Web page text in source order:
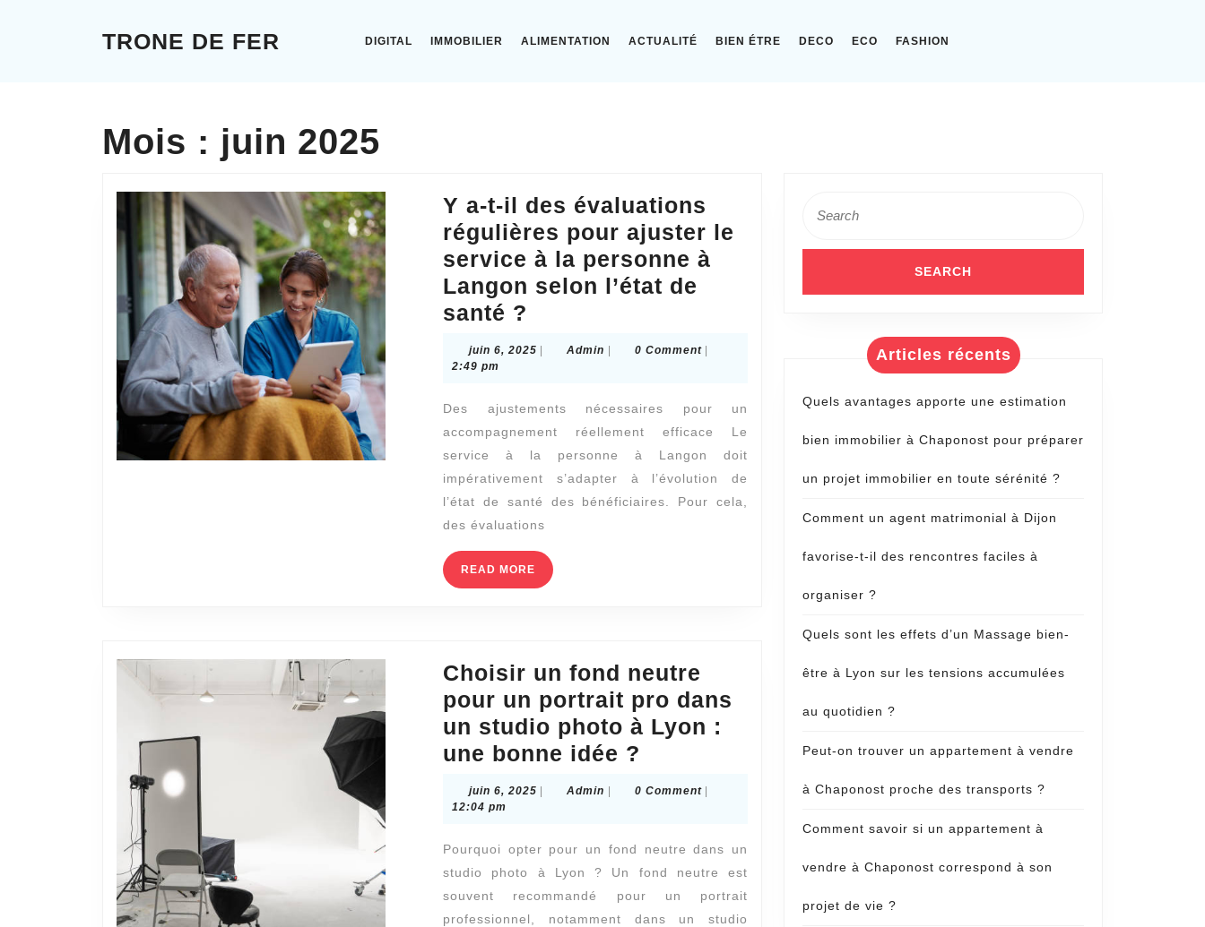
TRONE DE FER DIGITAL IMMOBILIER ALIMENTATION ACTUALITÉ BIEN ÉTRE DECO ECO FASHION
Mois : juin 2025
Y a-t-il des évaluations
régulières pour ajuster le
service à la personne à
Langon selon l’état de
santé ?
des
évaluations
régulières
pour
ajuster
le
service
personne
à
Langon
selon
l’état
de
?
juin 6, 2025 juin
Admin Admin0 Comment
2:49 pm
Des ajustements nécessaires pour un
accompagnement réellement efficace Le
service à la personne à Langon doit
impérativement s’adapter à l’évolution de
l’état de santé des bénéficiaires. Pour cela,
des évaluations
READ MORE READ
MORE
Choisir un fond neutre
pour un portrait pro dans
un studio photo à Lyon :
une bonne idée ?
pour
portrait
juin 6, 2025 juin
Admin Admin0 Comment
12:04 pm
Pourquoi opter pour un fond neutre dans un
studio photo à Lyon ? Un fond neutre est
souvent recommandé pour un portrait
professionnel, notamment dans un studio
for:
Articles récents
Quels avantages apporte une estimation
bien immobilier à Chaponost pour préparer
un projet immobilier en toute sérénité ?
Comment un agent matrimonial à Dijon
favorise-t-il des rencontres faciles à
organiser ?
Quels sont les effets d’un Massage bien-
être à Lyon sur les tensions accumulées
au quotidien ?
Peut-on trouver un appartement à vendre
à Chaponost proche des transports ?
Comment savoir si un appartement à
vendre à Chaponost correspond à son
projet de vie ?